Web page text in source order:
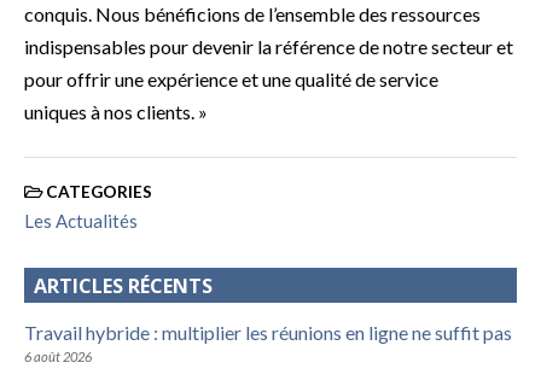
conquis. Nous bénéficions de l’ensemble des ressources
indispensables pour devenir la référence de notre secteur et
pour offrir une expérience et une qualité de service
uniques à nos clients. »
CATEGORIES
Les Actualités
ARTICLES RÉCENTS
Travail hybride : multiplier les réunions en ligne ne suffit pas
6 août 2026